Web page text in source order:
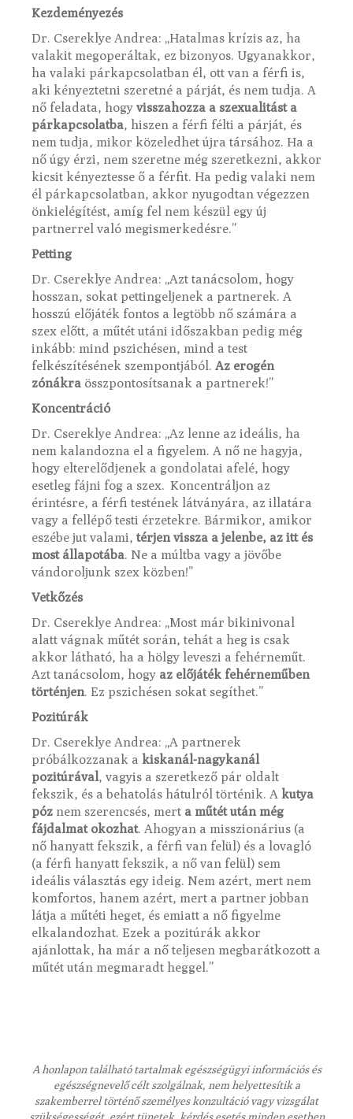
Kezdeményezés
Dr. Csereklye Andrea: „Hatalmas krízis az, ha
valakit megoperáltak, ez bizonyos. Ugyanakkor,
ha valaki párkapcsolatban él, ott van a férfi is,
aki kényeztetni szeretné a párját, és nem tudja. A
nő feladata, hogy visszahozza a szexualitást a
párkapcsolatba, hiszen a férfi félti a párját, és
nem tudja, mikor közeledhet újra társához. Ha a
nő úgy érzi, nem szeretne még szeretkezni, akkor
kicsit kényeztesse ő a férfit. Ha pedig valaki nem
él párkapcsolatban, akkor nyugodtan végezzen
önkielégítést, amíg fel nem készül egy új
partnerrel való megismerkedésre.”
Petting
Dr. Csereklye Andrea: „Azt tanácsolom, hogy
hosszan, sokat pettingeljenek a partnerek. A
hosszú előjáték fontos a legtöbb nő számára a
szex előtt, a műtét utáni időszakban pedig még
inkább: mind pszichésen, mind a test
felkészítésének szempontjából. Az erogén
zónákra összpontosítsanak a partnerek!”
Koncentráció
Dr. Csereklye Andrea: „Az lenne az ideális, ha
nem kalandozna el a figyelem. A nő ne hagyja,
hogy elterelődjenek a gondolatai afelé, hogy
esetleg fájni fog a szex. Koncentráljon az
érintésre, a férfi testének látványára, az illatára
vagy a fellépő testi érzetekre. Bármikor, amikor
eszébe jut valami, térjen vissza a jelenbe, az itt és
most állapotába. Ne a múltba vagy a jövőbe
vándoroljunk szex közben!”
Vetkőzés
Dr. Csereklye Andrea: „Most már bikinivonal
alatt vágnak műtét során, tehát a heg is csak
akkor látható, ha a hölgy leveszi a fehérneműt.
Azt tanácsolom, hogy az előjáték fehérneműben
történjen. Ez pszichésen sokat segíthet.”
Pozitúrák
Dr. Csereklye Andrea: „A partnerek
próbálkozzanak a kiskanál-nagykanál
pozitúrával, vagyis a szeretkező pár oldalt
fekszik, és a behatolás hátulról történik. A kutya
póz nem szerencsés, mert a műtét után még
fájdalmat okozhat. Ahogyan a misszionárius (a
nő hanyatt fekszik, a férfi van felül) és a lovagló
(a férfi hanyatt fekszik, a nő van felül) sem
ideális választás egy ideig. Nem azért, mert nem
komfortos, hanem azért, mert a partner jobban
látja a műtéti heget, és emiatt a nő figyelme
elkalandozhat. Ezek a pozitúrák akkor
ajánlottak, ha már a nő teljesen megbarátkozott a
műtét után megmaradt heggel.”
A honlapon található tartalmak egészségügyi információs és
egészségnevelő célt szolgálnak, nem helyettesítik a
szakemberrel történő személyes konzultáció vagy vizsgálat